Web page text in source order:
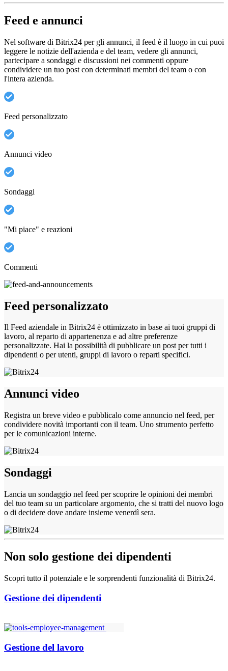
Feed e annunci
Nel software di Bitrix24 per gli annunci, il feed è il luogo in cui puoi
leggere le notizie dell'azienda e del team, vedere gli annunci,
partecipare a sondaggi e discussioni nei commenti oppure
condividere un tuo post con determinati membri del team o con
l'intera azienda.
Feed personalizzato
Annunci video
Sondaggi
"Mi piace" e reazioni
Commenti
Feed personalizzato
Il Feed aziendale in Bitrix24 è ottimizzato in base ai tuoi gruppi di
lavoro, al reparto di appartenenza e ad altre preferenze
personalizzate. Hai la possibilità di pubblicare un post per tutti i
dipendenti o per utenti, gruppi di lavoro o reparti specifici.
Annunci video
Registra un breve video e pubblicalo come annuncio nel feed, per
condividere novità importanti con il team. Uno strumento perfetto
per le comunicazioni interne.
Sondaggi
Lancia un sondaggio nel feed per scoprire le opinioni dei membri
del tuo team su un particolare argomento, che si tratti del nuovo logo
o di decidere dove andare insieme venerdì sera.
Non solo gestione dei dipendenti
Scopri tutto il potenziale e le sorprendenti funzionalità di Bitrix24.
Gestione dei dipendenti
Gestione del lavoro